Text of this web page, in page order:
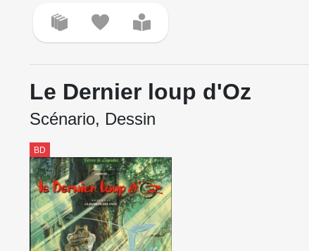
Le Dernier loup d'Oz
Scénario, Dessin
BD